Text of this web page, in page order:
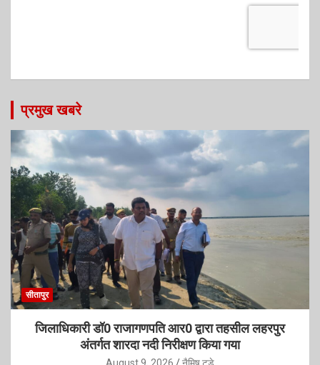
प्रमुख खबरे
सीतापुर
जिलाधिकारी डॉ0 राजागणपति आर0 द्वारा तहसील लहरपुर
अंतर्गत शारदा नदी निरीक्षण किया गया
August 9, 2026 नैमिष टुडे